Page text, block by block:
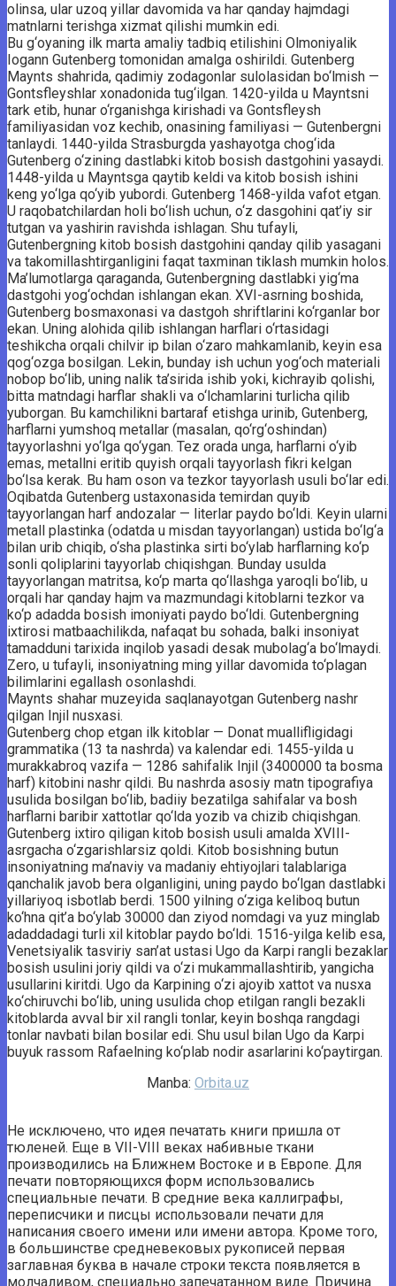
olinsa, ular uzoq yillar davomida va har qanday hajmdagi
matnlarni terishga xizmat qilishi mumkin edi.
Bu g‘oyaning ilk marta amaliy tadbiq etilishini Olmoniyalik
Iogann Gutenberg tomonidan amalga oshirildi. Gutenberg
Maynts shahrida, qadimiy zodagonlar sulolasidan bo‘lmish —
Gontsfleyshlar xonadonida tug‘ilgan. 1420-yilda u Mayntsni
tark etib, hunar o‘rganishga kirishadi va Gontsfleysh
familiyasidan voz kechib, onasining familiyasi — Gutenbergni
tanlaydi. 1440-yilda Strasburgda yashayotga chog‘ida
Gutenberg o‘zining dastlabki kitob bosish dastgohini yasaydi.
1448-yilda u Mayntsga qaytib keldi va kitob bosish ishini
keng yo‘lga qo‘yib yubordi. Gutenberg 1468-yilda vafot etgan.
U raqobatchilardan holi bo‘lish uchun, o‘z dasgohini qat’iy sir
tutgan va yashirin ravishda ishlagan. Shu tufayli,
Gutenbergning kitob bosish dastgohini qanday qilib yasagani
va takomillashtirganligini faqat taxminan tiklash mumkin holos.
Ma’lumotlarga qaraganda, Gutenbergning dastlabki yig‘ma
dastgohi yog‘ochdan ishlangan ekan. XVI-asrning boshida,
Gutenberg bosmaxonasi va dastgoh shriftlarini ko‘rganlar bor
ekan. Uning alohida qilib ishlangan harflari o‘rtasidagi
teshikcha orqali chilvir ip bilan o‘zaro mahkamlanib, keyin esa
qog‘ozga bosilgan. Lekin, bunday ish uchun yog‘och materiali
nobop bo‘lib, uning nalik ta’sirida ishib yoki, kichrayib qolishi,
bitta matndagi harflar shakli va o‘lchamlarini turlicha qilib
yuborgan. Bu kamchilikni bartaraf etishga urinib, Gutenberg,
harflarni yumshoq metallar (masalan, qo‘rg‘oshindan)
tayyorlashni yo‘lga qo‘ygan. Tez orada unga, harflarni o‘yib
emas, metallni eritib quyish orqali tayyorlash fikri kelgan
bo‘lsa kerak. Bu ham oson va tezkor tayyorlash usuli bo‘lar edi.
Oqibatda Gutenberg ustaxonasida temirdan quyib
tayyorlangan harf andozalar — literlar paydo bo‘ldi. Keyin ularni
metall plastinka (odatda u misdan tayyorlangan) ustida bo‘lg‘a
bilan urib chiqib, o‘sha plastinka sirti bo‘ylab harflarning ko‘p
sonli qoliplarini tayyorlab chiqishgan. Bunday usulda
tayyorlangan matritsa, ko‘p marta qo‘llashga yaroqli bo‘lib, u
orqali har qanday hajm va mazmundagi kitoblarni tezkor va
ko‘p adadda bosish imoniyati paydo bo‘ldi. Gutenbergning
ixtirosi matbaachilikda, nafaqat bu sohada, balki insoniyat
tamadduni tarixida inqilob yasadi desak mubolag‘a bo‘lmaydi.
Zero, u tufayli, insoniyatning ming yillar davomida to‘plagan
bilimlarini egallash osonlashdi.
Maynts shahar muzeyida saqlanayotgan Gutenberg nashr
qilgan Injil nusxasi.
Gutenberg chop etgan ilk kitoblar — Donat muallifligidagi
grammatika (13 ta nashrda) va kalendar edi. 1455-yilda u
murakkabroq vazifa — 1286 sahifalik Injil (3400000 ta bosma
harf) kitobini nashr qildi. Bu nashrda asosiy matn tipografiya
usulida bosilgan bo‘lib, badiiy bezatilga sahifalar va bosh
harflarni baribir xattotlar qo‘lda yozib va chizib chiqishgan.
Gutenberg ixtiro qiligan kitob bosish usuli amalda XVIII-
asrgacha o‘zgarishlarsiz qoldi. Kitob bosishning butun
insoniyatning ma’naviy va madaniy ehtiyojlari talablariga
qanchalik javob bera olganligini, uning paydo bo‘lgan dastlabki
yillariyoq isbotlab berdi. 1500 yilning o‘ziga keliboq butun
ko‘hna qit’a bo‘ylab 30000 dan ziyod nomdagi va yuz minglab
adaddadagi turli xil kitoblar paydo bo‘ldi. 1516-yilga kelib esa,
Venetsiyalik tasviriy san’at ustasi Ugo da Karpi rangli bezaklar
bosish usulini joriy qildi va o‘zi mukammallashtirib, yangicha
usullarini kiritdi. Ugo da Karpining o‘zi ajoyib xattot va nusxa
ko‘chiruvchi bo‘lib, uning usulida chop etilgan rangli bezakli
kitoblarda avval bir xil rangli tonlar, keyin boshqa rangdagi
tonlar navbati bilan bosilar edi. Shu usul bilan Ugo da Karpi
buyuk rassom Rafaelning ko‘plab nodir asarlarini ko‘paytirgan.
Manba: Orbita.uz
Не исключено, что идея печатать книги пришла от
тюленей. Еще в VII-VIII веках набивные ткани
производились на Ближнем Востоке и в Европе. Для
печати повторяющихся форм использовались
специальные печати. В средние века каллиграфы,
переписчики и писцы использовали печати для
написания своего имени или имени автора. Кроме того,
в большинстве средневековых рукописей первая
заглавная буква в начале строки текста появляется в
молчаливом, специально запечатанном виде. Причина